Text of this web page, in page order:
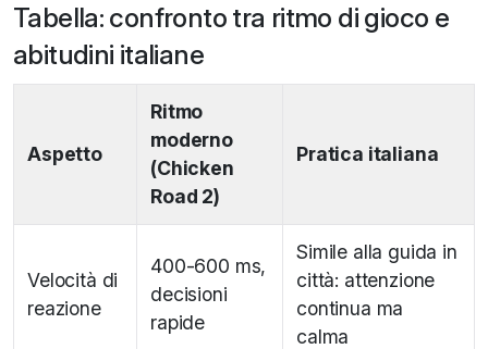
Tabella: confronto tra ritmo di gioco e
abitudini italiane
Aspetto
Ritmo
moderno
(Chicken
Road 2)
Pratica italiana
Velocità di
reazione
400-600 ms,
decisioni
rapide
Simile alla guida in
città: attenzione
continua ma
calma